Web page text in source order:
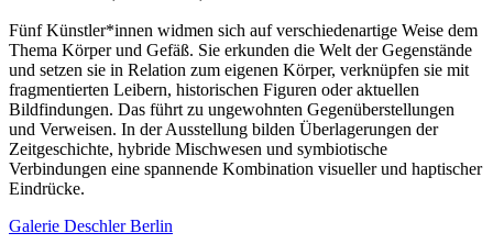
Fünf Künstler*innen widmen sich auf verschiedenartige Weise dem
Thema Körper und Gefäß. Sie erkunden die Welt der Gegenstände
und setzen sie in Relation zum eigenen Körper, verknüpfen sie mit
fragmentierten Leibern, historischen Figuren oder aktuellen
Bildfindungen. Das führt zu ungewohnten Gegenüberstellungen
und Verweisen. In der Ausstellung bilden Überlagerungen der
Zeitgeschichte, hybride Mischwesen und symbiotische
Verbindungen eine spannende Kombination visueller und haptischer
Eindrücke.
Galerie Deschler Berlin